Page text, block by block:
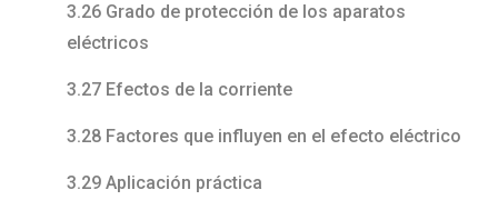
3.26 Grado de protección de los aparatos
eléctricos
3.27 Efectos de la corriente
3.28 Factores que influyen en el efecto eléctrico
3.29 Aplicación práctica